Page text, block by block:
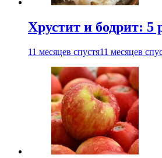
Хрустит и бодрит: 5
11 месяцев спустя11 месяцев